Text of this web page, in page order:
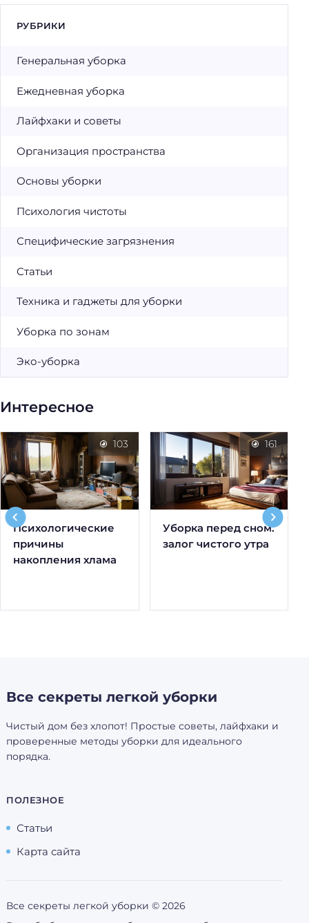
РУБРИКИ
Генеральная уборка
Ежедневная уборка
Лайфхаки и советы
Организация пространства
Основы уборки
Психология чистоты
Специфические загрязнения
Статьи
Техника и гаджеты для уборки
Уборка по зонам
Эко-уборка
Интересное
Психологические
причины
накопления хлама
103
Уборка перед сном:
залог чистого утра
161
Все секреты легкой уборки
Чистый дом без хлопот! Простые советы, лайфхаки и
проверенные методы уборки для идеального
порядка.
ПОЛЕЗНОЕ
Статьи
Карта сайта
Все секреты легкой уборки © 2026